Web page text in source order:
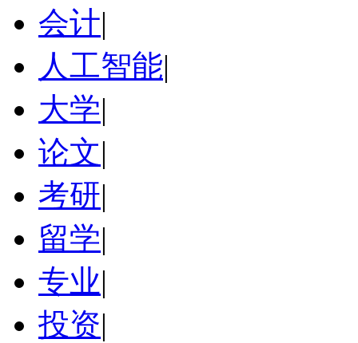
会计|
人工智能|
大学|
论文|
考研|
留学|
专业|
投资|